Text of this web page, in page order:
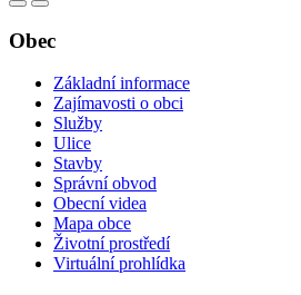
Obec
Základní informace
Zajímavosti o obci
Služby
Ulice
Stavby
Správní obvod
Obecní videa
Mapa obce
Životní prostředí
Virtuální prohlídka